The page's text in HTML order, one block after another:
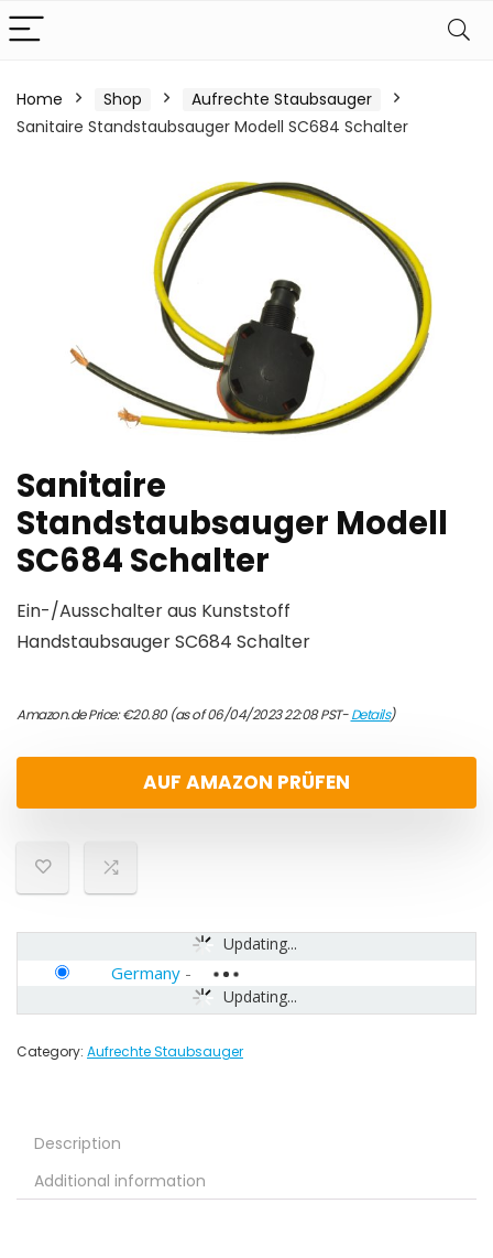
Home Shop
Aufrechte Staubsauger
Sanitaire Standstaubsauger Modell SC684 Schalter
Sanitaire
Standstaubsauger Modell
SC684 Schalter
Ein-/Ausschalter aus Kunststoff
Handstaubsauger SC684 Schalter
Amazon.de Price:€20.80(as of 06/04/2023 22:08 PST-Details)
AUF AMAZON PRÜFEN
Updating...
Updating...
Germany -
Category: Aufrechte Staubsauger
Description
Additional information